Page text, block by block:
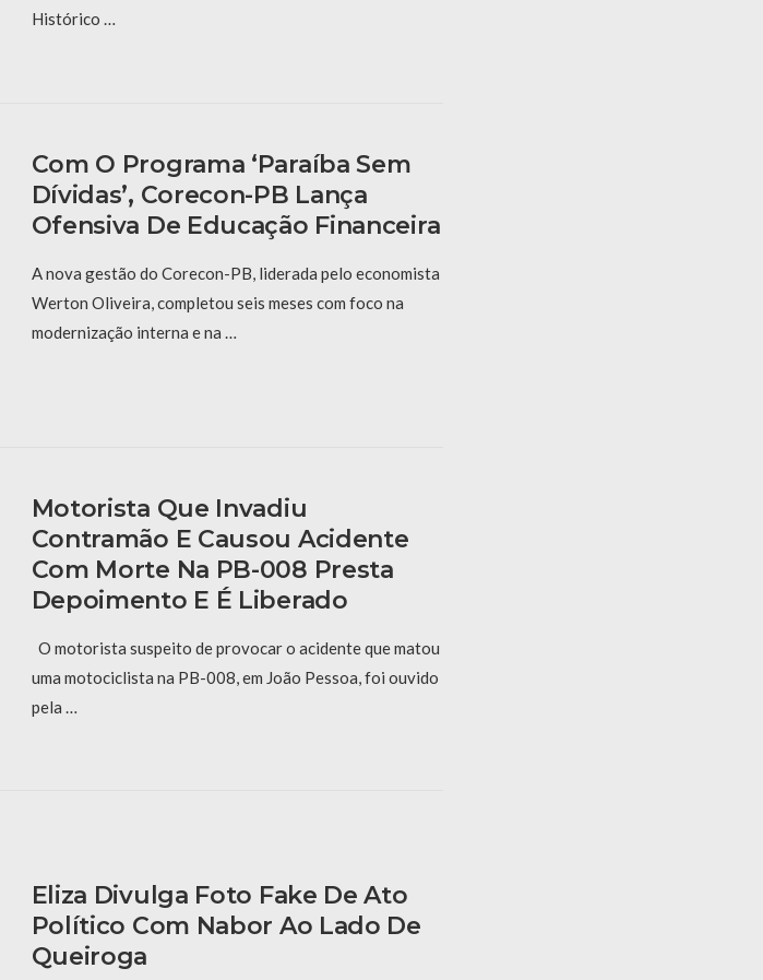
Histórico …
Com O Programa ‘Paraíba Sem
Dívidas’, Corecon-PB Lança
Ofensiva De Educação Financeira
A nova gestão do Corecon-PB, liderada pelo economista
Werton Oliveira, completou seis meses com foco na
modernização interna e na …
Motorista Que Invadiu
Contramão E Causou Acidente
Com Morte Na PB-008 Presta
Depoimento E É Liberado
O motorista suspeito de provocar o acidente que matou
uma motociclista na PB-008, em João Pessoa, foi ouvido
pela …
Eliza Divulga Foto Fake De Ato
Político Com Nabor Ao Lado De
Queiroga